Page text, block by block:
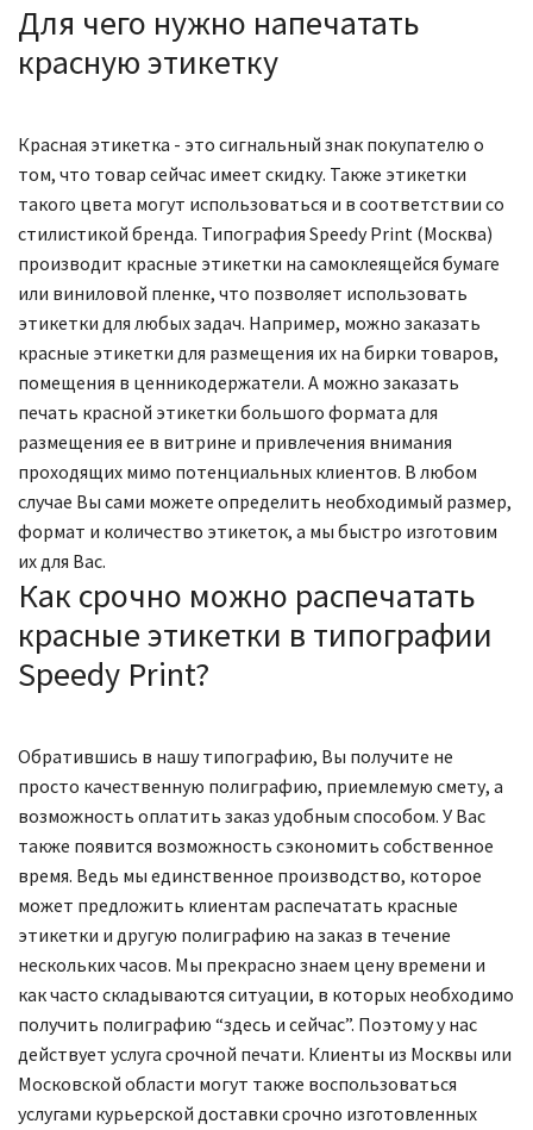
Для чего нужно напечатать
красную этикетку
Красная этикетка - это сигнальный знак покупателю о
том, что товар сейчас имеет скидку. Также этикетки
такого цвета могут использоваться и в соответствии со
стилистикой бренда. Типография Speedy Print (Москва)
производит красные этикетки на самоклеящейся бумаге
или виниловой пленке, что позволяет использовать
этикетки для любых задач. Например, можно заказать
красные этикетки для размещения их на бирки товаров,
помещения в ценникодержатели. А можно заказать
печать красной этикетки большого формата для
размещения ее в витрине и привлечения внимания
проходящих мимо потенциальных клиентов. В любом
случае Вы сами можете определить необходимый размер,
формат и количество этикеток, а мы быстро изготовим
их для Вас.
Как срочно можно распечатать
красные этикетки в типографии
Speedy Print?
Обратившись в нашу типографию, Вы получите не
просто качественную полиграфию, приемлемую смету, а
возможность оплатить заказ удобным способом. У Вас
также появится возможность сэкономить собственное
время. Ведь мы единственное производство, которое
может предложить клиентам распечатать красные
этикетки и другую полиграфию на заказ в течение
нескольких часов. Мы прекрасно знаем цену времени и
как часто складываются ситуации, в которых необходимо
получить полиграфию “здесь и сейчас”. Поэтому у нас
действует услуга срочной печати. Клиенты из Москвы или
Московской области могут также воспользоваться
услугами курьерской доставки срочно изготовленных